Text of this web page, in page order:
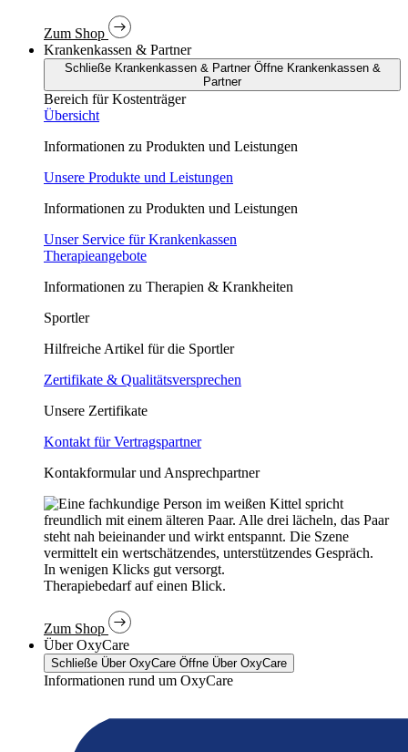
Zum Shop
Krankenkassen & Partner
Schließe Krankenkassen & Partner Öffne Krankenkassen &
Partner
Bereich für Kostenträger
Übersicht
Informationen zu Produkten und Leistungen
Unsere Produkte und Leistungen
Informationen zu Produkten und Leistungen
Unser Service für Krankenkassen
Therapieangebote
Informationen zu Therapien & Krankheiten
Sportler
Hilfreiche Artikel für die Sportler
Zertifikate & Qualitätsversprechen
Unsere Zertifikate
Kontakt für Vertragspartner
Kontakformular und Ansprechpartner
In wenigen Klicks gut versorgt.
Therapiebedarf auf einen Blick.
Zum Shop
Über OxyCare
Schließe Über OxyCare Öffne Über OxyCare
Informationen rund um OxyCare